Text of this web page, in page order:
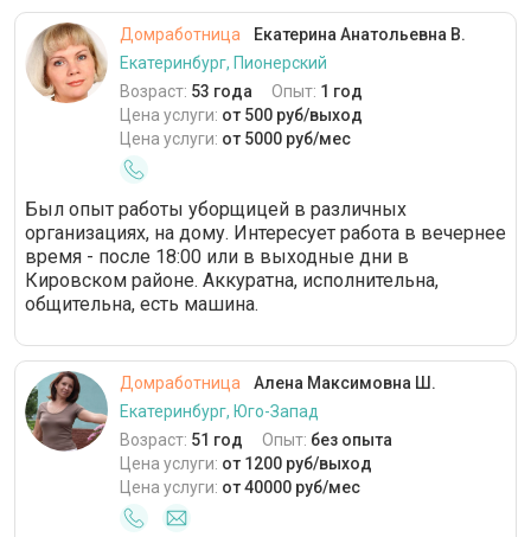
Домработница
Екатерина Анатольевна В.
Екатеринбург, Пионерский
Возраст: 53 года Опыт: 1 год
Цена услуги: от 500 руб/выход
Цена услуги: от 5000 руб/мес
Был опыт работы уборщицей в различных
организациях, на дому. Интересует работа в вечернее
время - после 18:00 или в выходные дни в
Кировском районе. Аккуратна, исполнительна,
общительна, есть машина.
Домработница
Алена Максимовна Ш.
Екатеринбург, Юго-Запад
Возраст: 51 год Опыт: без опыта
Цена услуги: от 1200 руб/выход
Цена услуги: от 40000 руб/мес